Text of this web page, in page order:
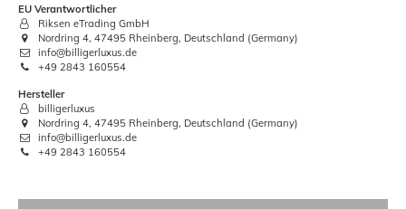
EU Verantwortlicher
Riksen eTrading GmbH
Nordring 4, 47495 Rheinberg, Deutschland (Germany)
info@billigerluxus.de
+49 2843 160554
Hersteller
billigerluxus
Nordring 4, 47495 Rheinberg, Deutschland (Germany)
info@billigerluxus.de
+49 2843 160554